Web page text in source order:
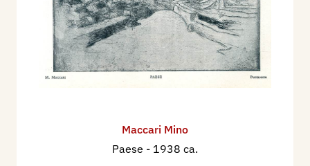
Maccari Mino
Paese - 1938 ca.